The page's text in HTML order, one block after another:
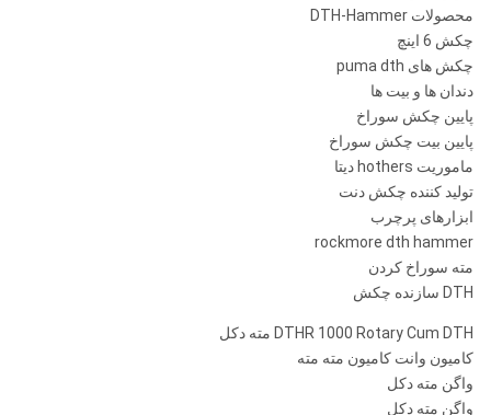
محصولات DTH-Hammer
چکش 6 اینچ
چکش های puma dth
دندان ها و بیت ها
پایین چکش سوراخ
پایین بیت چکش سوراخ
ماموریت hothers دیتا
تولید کننده چکش دنت
ابزارهای پرچرب
rockmore dth hammer
مته سوراخ کردن
DTH سازنده چکش
DTHR 1000 Rotary Cum DTH مته دکل
کامیون وانت کامیون مته مته
واگن مته دکل
واگن مته دکل